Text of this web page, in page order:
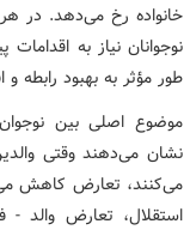
خانواده رخ می‌دهد. در
نوجوانان نیاز به
طور مؤثر به بهبود رابطه
موضوع اصلی بین
نشان می‌دهند وقتی
می‌کنند، تعارض کاهش
استقلال، تعارض والد -